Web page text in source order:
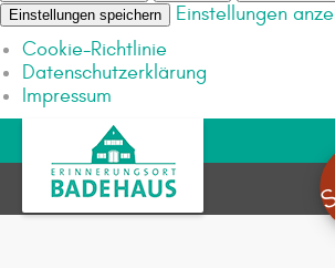
Einstellungen speichern
Einstellungen
Cookie-Richtlinie
Datenschutzerklärung
Impressum